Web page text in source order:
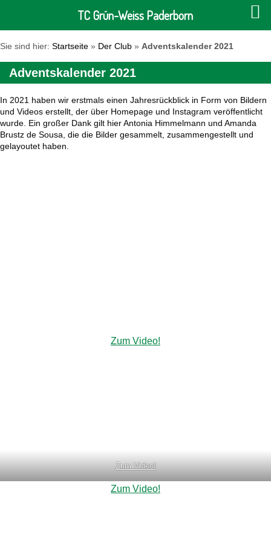
Sie sind hier: Startseite » Der Club » Adventskalender 2021
Adventskalender 2021
In 2021 haben wir erstmals einen Jahresrückblick in Form von Bildern
und Videos erstellt, der über Homepage und Instagram veröffentlicht
wurde. Ein großer Dank gilt hier Antonia Himmelmann und Amanda
Brustz de Sousa, die die Bilder gesammelt, zusammengestellt und
gelayoutet haben.
Zum Video!
Zum Video!
Zum Video!
TC Grün-Weiss Paderborn